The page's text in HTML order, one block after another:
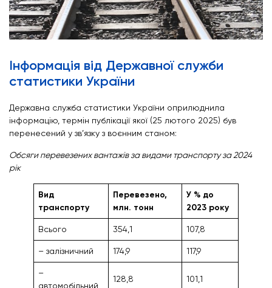
Інформація від Державної служби
статистики України
Державна служба статистики України оприлюднила
інформацію, термін публікації якої (25 лютого 2025) був
перенесений у зв’язку з воєнним станом:
Обсяги перевезених вантажів за видами транспорту за 2024
рік
Вид
транспорту
Перевезено,
млн. тонн
У % до
2023 року
Всього 354,1 107,8
– залізничний 174,9 117,9
–
автомобільний
128,8 101,1